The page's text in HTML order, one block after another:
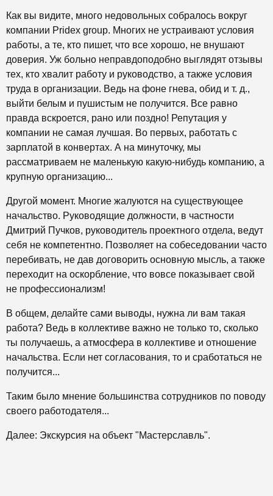
Как вы видите, много недовольных собралось вокруг
компании Рridex group. Многих не устраивают условия
работы, а те, кто пишет, что все хорошо, не внушают
доверия. Уж больно неправдоподобно выглядят отзывы
тех, кто хвалит работу и руководство, а также условия
труда в организации. Ведь на фоне гнева, обид и т. д.,
выйти белым и пушистым не получится. Все равно
правда вскроется, рано или поздно! Репутация у
компании не самая лучшая. Во первых, работать с
зарплатой в конвертах. А на минуточку, мы
рассматриваем не маленькую какую-нибудь компанию, а
крупную организацию...
Другой момент. Многие жалуются на существующее
начальство. Руководящие должности, в частности
Дмитрий Пучков, руководитель проектного отдела, ведут
себя не компетентно. Позволяет на собеседовании часто
перебивать, не дав договорить основную мысль, а также
переходит на оскорбление, что вовсе показывает свой
не профессионализм!
В общем, делайте сами выводы, нужна ли вам такая
работа? Ведь в коллективе важно не только то, сколько
ты получаешь, а атмосфера в коллективе и отношение
начальства. Если нет согласования, то и сработаться не
получится...
Таким было мнение большинства сотрудников по поводу
своего работодателя...
Далее: Экскурсия на объект "Мастерславль".